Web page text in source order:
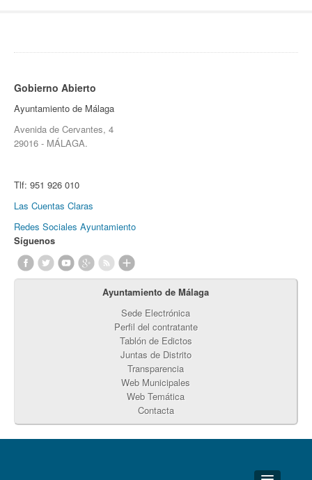
Gobierno Abierto
Ayuntamiento de Málaga
Avenida de Cervantes, 4
29016 - MÁLAGA.
Tlf: 951 926 010
Las Cuentas Claras
Redes Sociales Ayuntamiento
Síguenos
Ayuntamiento de Málaga
Sede Electrónica
Perfil del contratante
Tablón de Edictos
Juntas de Distrito
Transparencia
Web Municipales
Web Temática
Contacta